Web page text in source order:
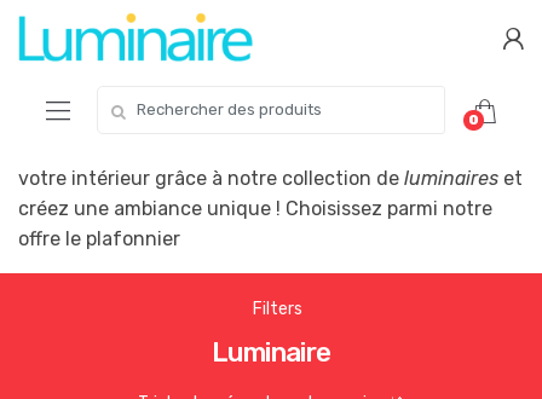
Skip
Skip
for:
0
votre intérieur grâce à notre collection de luminaires et
créez une ambiance unique ! Choisissez parmi notre
offre le plafonnier
Filters
Luminaire